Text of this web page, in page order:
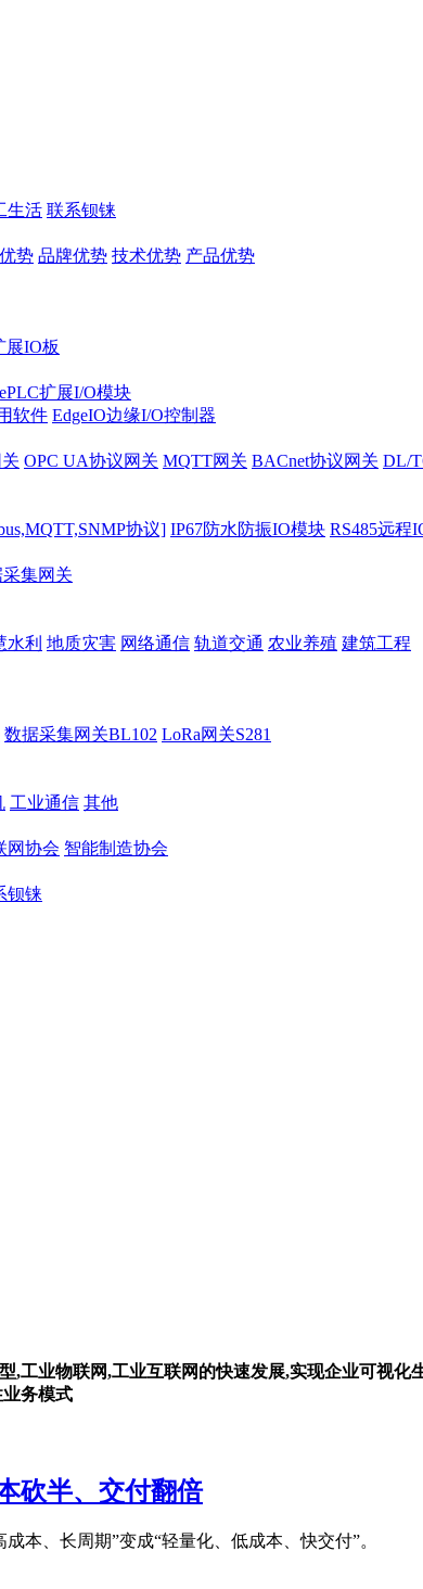
生活 联系钡铼
势 品牌优势 技术优势 产品优势
展IO板
扩展I/O模块
软件 EdgeIO边缘I/O控制器
OPC UA协议网关 MQTT网关 BACnet协议网关 DL/
协议] IP67防水防振IO模块 RS485远程
集网关
水利 地质灾害 网络通信 轨道交通 农业养殖 建筑工程
数据采集网关BL102 LoRa网关S281
工业通信 其他
网协会 智能制造协会
钡铼
,工业物联网,工业互联网的快速发展,实现企业可视
务模式
砍半、交付翻倍
本、长周期”变成“轻量化、低成本、快交付”。